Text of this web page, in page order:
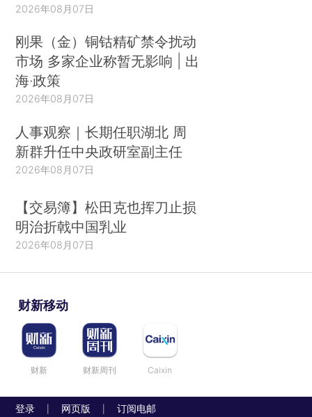
2026年08月07日
刚果（金）铜钴精矿禁令扰动
市场 多家企业称暂无影响 | 出
海·政策
2026年08月07日
人事观察｜长期任职湖北 周
新群升任中央政研室副主任
2026年08月07日
【交易簿】松田克也挥刀止损
明治折戟中国乳业
2026年08月07日
财新移动
财新 财新周刊 Caixin
登录 网页版 订阅电邮